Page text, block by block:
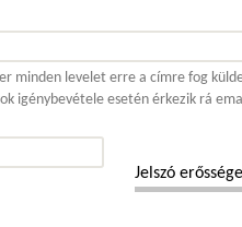
minden levelet erre a címre fog
igénybevétele esetén érkezik rá
Jelszó